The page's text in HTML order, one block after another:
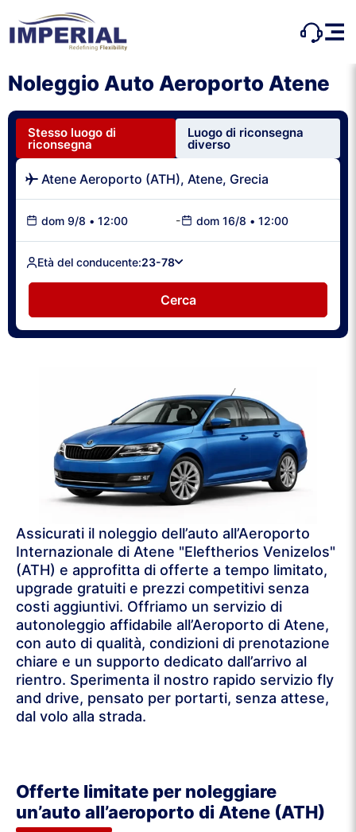
Noleggio Auto Aeroporto Atene
Stesso luogo di
riconsegna
Luogo di riconsegna
diverso
dom 9/8 • 12:00 - dom 16/8 • 12:00
Età del conducente:23-78
Cerca
Assicurati il noleggio dell’auto all’Aeroporto
Internazionale di Atene "Eleftherios Venizelos"
(ATH) e approfitta di offerte a tempo limitato,
upgrade gratuiti e prezzi competitivi senza
costi aggiuntivi. Offriamo un servizio di
autonoleggio affidabile all’Aeroporto di Atene,
con auto di qualità, condizioni di prenotazione
chiare e un supporto dedicato dall’arrivo al
rientro. Sperimenta il nostro rapido servizio fly
and drive, pensato per portarti, senza attese,
dal volo alla strada.
Offerte limitate per noleggiare
un’auto all’aeroporto di Atene (ATH)